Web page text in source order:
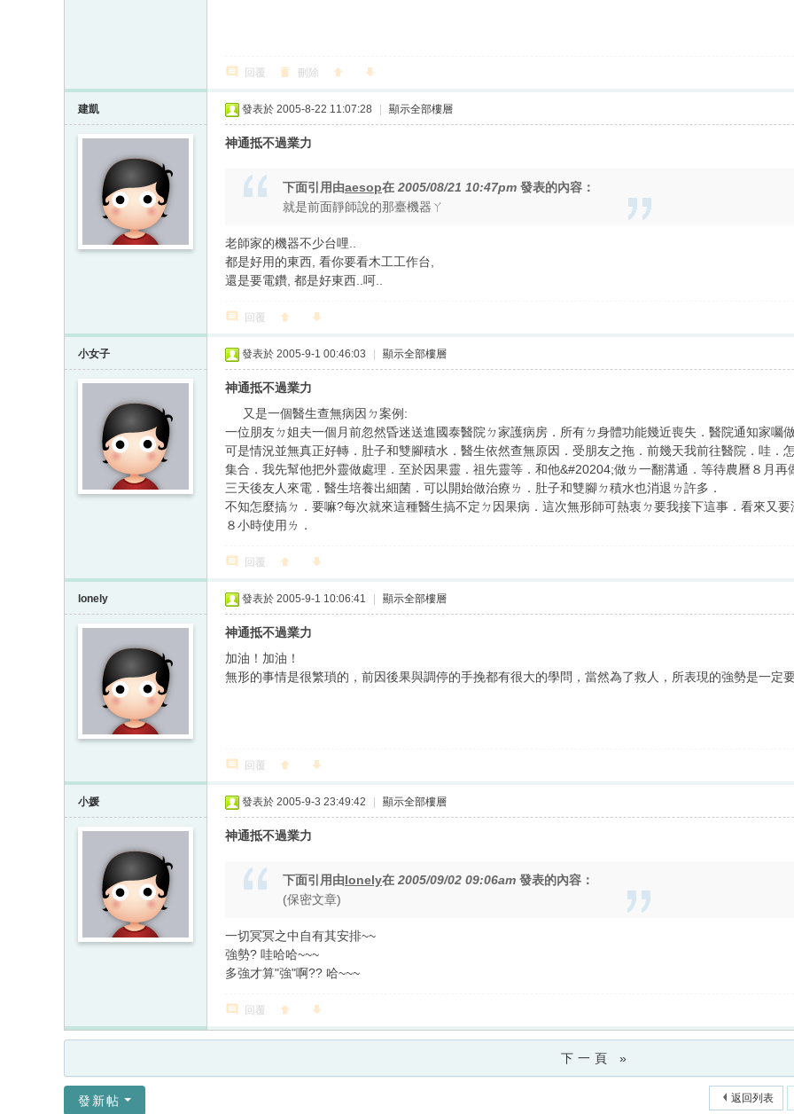
回覆 刪除
建凱 發表於 2005-8-22 11:07:28 顯示全部樓層
神通抵不過業力
下面引用由aesop在 2005/08/21 10:47pm 發表的內容：
就是前面靜師說的那臺機器ㄚ
老師家的機器不少台哩..
都是好用的東西, 看你要看木工工作台,
還是要電鑽, 都是好東西..呵..
回覆
小女子 發表於 2005-9-1 00:46:03 顯示全部樓層
神通抵不過業力
又是一個醫生查無病因ㄉ案例:
一位朋友ㄉ姐夫一個月前忽然昏迷送進國泰醫院ㄉ家護病房．所有ㄉ身體功能幾近喪失．醫院通知家囑
可是情況並無真正好轉．肚子和雙腳積水．醫生依然查無原因．受朋友之拖．前幾天我前往醫院．哇．
集合．我先幫他把外靈做處理．至於因果靈．祖先靈等．和他&#20204;做ㄌ一翻溝通．等待農曆８月再
三天後友人來電．醫生培養出細菌．可以開始做治療ㄌ．肚子和雙腳ㄉ積水也消退ㄌ許多．
不知怎麼搞ㄉ．要嘛?每次就來這種醫生搞不定ㄉ因果病．這次無形師可熱衷ㄉ要我接下這事．看來又
８小時使用ㄌ．
回覆
lonely 發表於 2005-9-1 10:06:41 顯示全部樓層
神通抵不過業力
加油！加油！
無形的事情是很繁瑣的，前因後果與調停的手挽都有很大的學問，當然為了救人，所表現的強勢是一定
回覆
小媛 發表於 2005-9-3 23:49:42 顯示全部樓層
神通抵不過業力
下面引用由lonely在 2005/09/02 09:06am 發表的內容：
(保密文章)
一切冥冥之中自有其安排~~
強勢? 哇哈哈~~~
多強才算"強"啊?? 哈~~~
回覆
下一頁 »
返回列表
發新帖